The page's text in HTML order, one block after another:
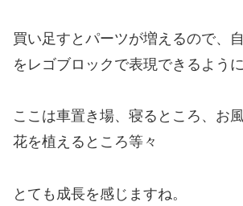
買い足すとパーツが増えるので、
をレゴブロックで表現できるよう
ここは車置き場、寝るところ、お
花を植えるところ等々
とても成長を感じますね。